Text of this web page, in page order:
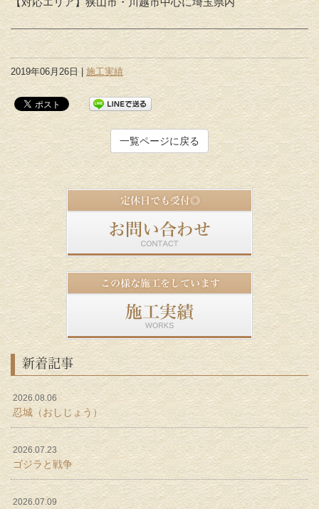
2019年06月26日 | 施工実績
一覧ページに戻る
新着記事
2026.08.06
忍城（おしじょう）
2026.07.23
ゴジラと戦争
2026.07.09